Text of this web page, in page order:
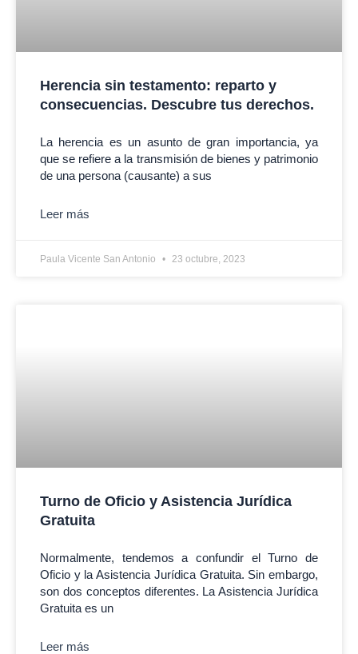
Herencia sin testamento: reparto y
consecuencias. Descubre tus derechos.
La herencia es un asunto de gran importancia, ya
que se refiere a la transmisión de bienes y patrimonio
de una persona (causante) a sus
Leer más
Paula Vicente San Antonio 23 octubre, 2023
Turno de Oficio y Asistencia Jurídica
Gratuita
Normalmente, tendemos a confundir el Turno de
Oficio y la Asistencia Jurídica Gratuita. Sin embargo,
son dos conceptos diferentes. La Asistencia Jurídica
Gratuita es un
Leer más